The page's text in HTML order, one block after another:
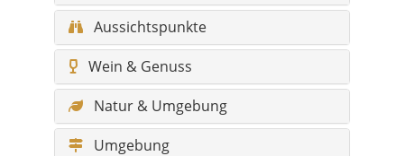
Aussichtspunkte
Wein & Genuss
Natur & Umgebung
Umgebung